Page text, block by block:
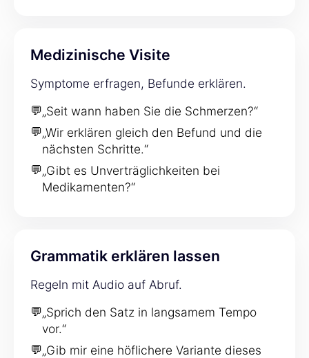
Medizinische Visite
Symptome erfragen, Befunde erklären.
💬„Seit wann haben Sie die Schmerzen?“
💬„Wir erklären gleich den Befund und die
nächsten Schritte.“
💬„Gibt es Unverträglichkeiten bei
Medikamenten?“
Grammatik erklären lassen
Regeln mit Audio auf Abruf.
💬„Sprich den Satz in langsamem Tempo
vor.“
💬„Gib mir eine höflichere Variante dieses